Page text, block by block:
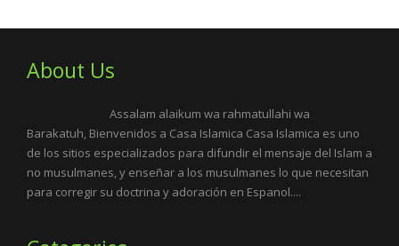
About Us
Assalam alaikum wa rahmatullahi wa
Barakatuh, Bienvenidos a Casa Islamica Casa Islamica es uno
de los sitios especializados para difundir el mensaje del Islam a
no musulmanes, y enseñar a los musulmanes lo que necesitan
para corregir su doctrina y adoración en Espanol....